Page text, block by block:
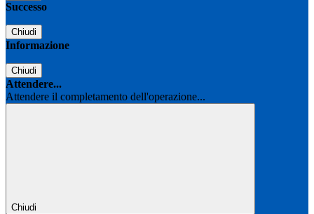
Successo
Chiudi
Informazione
Chiudi
Attendere...
Attendere il completamento dell'operazione...
Chiudi